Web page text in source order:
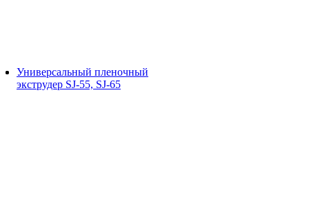
Универсальный пленочный
экструдер SJ-55, SJ-65